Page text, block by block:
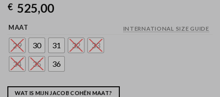
€ 525,00
INTERNATIONAL SIZE GUIDE
MAAT
29 30 31 32
33
34
35 36
WAT IS MIJN JACOB COHËN MAAT?